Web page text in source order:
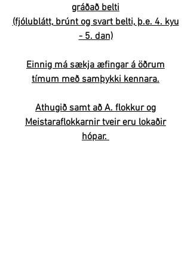
gráðað belti
(fjólublátt, brúnt og svart belti, þ.e. 4. kyu
- 5. dan)
Einnig má sækja æfingar á öðrum
tímum með samþykki kennara.
Athugið samt að A. flokkur og
Meistaraflokkarnir tveir eru lokaðir
hópar.